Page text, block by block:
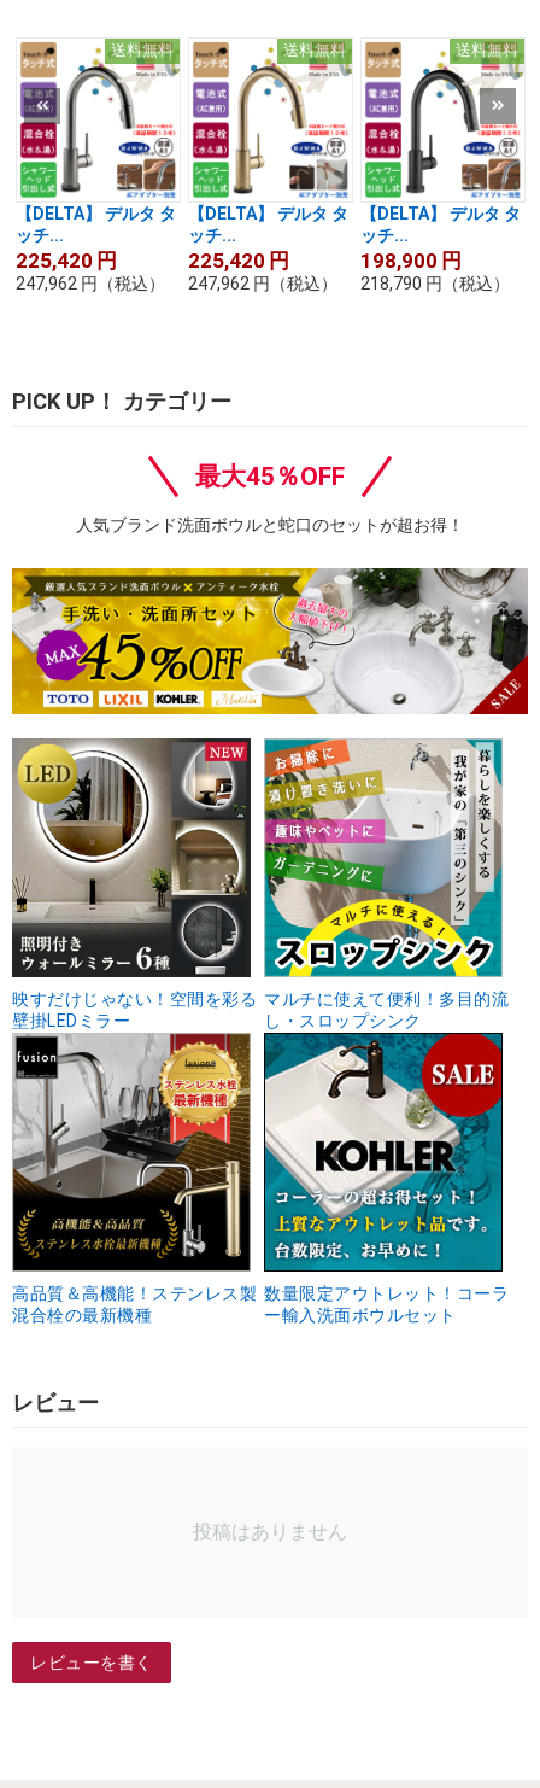
送料無料
【DELTA】 デルタ タ
ッチ...
225,420 円
247,962 円 （税込）
送料無料
【DELTA】 デルタ タ
ッチ...
225,420 円
247,962 円 （税込）
送料無料
【DELTA】 デルタ タ
ッチ...
198,900 円
218,790 円 （税込）
PICK UP！ カテゴリー
最大45％OFF
人気ブランド洗面ボウルと蛇口のセットが超お得！
映すだけじゃない！空間を彩る
壁掛LEDミラー
マルチに使えて便利！多目的流
し・スロップシンク
高品質＆高機能！ステンレス製
混合栓の最新機種
数量限定アウトレット！コーラ
ー輸入洗面ボウルセット
レビュー
投稿はありません
レビューを書く